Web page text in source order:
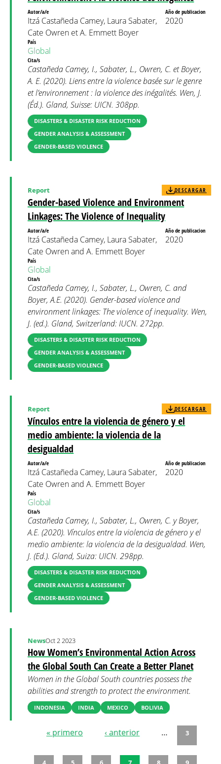
Autor/a/e
Itzá Castañeda Camey, Laura Sabater,
Cate Owren et A. Emmett Boyer
Año de publicacion
2020
País
Global
Cita/s
Castañeda Camey, I., Sabater, L., Owren, C. et Boyer,
A. E. (2020). Liens entre la violence basée sur le genre
et l’environnement : la violence des inégalités. Wen, J.
(Éd.). Gland, Suisse: UICN. 308pp.
DISASTERS & DISASTER RISK REDUCTION
GENDER ANALYSIS & ASSESSMENT
GENDER-BASED VIOLENCE
Gender-based Violence and Environment
Linkages: The Violence of Inequality
Report DESCARGAR
Autor/a/e
Itzá Castañeda Camey, Laura Sabater,
Cate Owren and A. Emmett Boyer
Año de publicacion
2020
País
Global
Cita/s
Castañeda Camey, I., Sabater, L., Owren, C. and
Boyer, A.E. (2020). Gender-based violence and
environment linkages: The violence of inequality. Wen,
J. (ed.). Gland, Switzerland: IUCN. 272pp.
DISASTERS & DISASTER RISK REDUCTION
GENDER ANALYSIS & ASSESSMENT
GENDER-BASED VIOLENCE
Vínculos entre la violencia de género y el
medio ambiente: la violencia de la
desigualdad
Report DESCARGAR
Autor/a/e
Itzá Castañeda Camey, Laura Sabater,
Cate Owren and A. Emmett Boyer
Año de publicacion
2020
País
Global
Cita/s
Castañeda Camey, I., Sabater, L., Owren, C. y Boyer,
A.E. (2020). Vínculos entre la violencia de género y el
medio ambiente: la violencia de la desigualdad. Wen,
J. (Ed.). Gland, Suiza: UICN. 298pp.
DISASTERS & DISASTER RISK REDUCTION
GENDER ANALYSIS & ASSESSMENT
GENDER-BASED VIOLENCE
How Women’s Environmental Action Across
the Global South Can Create a Better Planet
NewsOct 2 2023
Women in the Global South countries possess the
abilities and strength to protect the environment.
INDONESIA INDIA MEXICO BOLIVIA
Páginas
« primero ‹ anterior … 3